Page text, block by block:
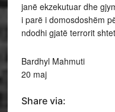
janë ekzekutuar dhe
i parë i domosdoshëm
ndodhi gjatë terrorit
Bardhyl Mahmuti
20 maj
Share via: